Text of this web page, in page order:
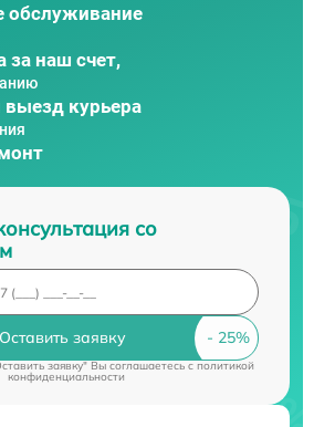
обслуживание
за наш счет,
курьера
со
Оставить заявку
заявку" Вы соглашаетесь cполитикой
конфиденциальности